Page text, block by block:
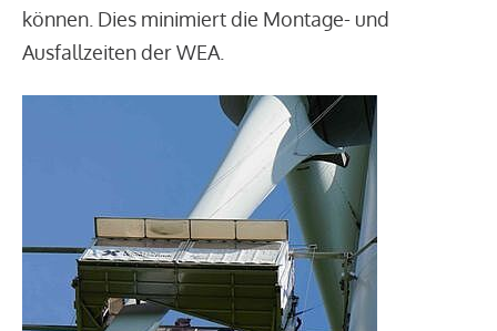
können. Dies minimiert die Montage- und
Ausfallzeiten der WEA.